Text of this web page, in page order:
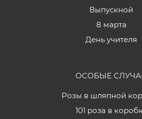
Выпускной
8 марта
День учителя
ОСОБЫЕ
Розы в шляпной
101 роза в